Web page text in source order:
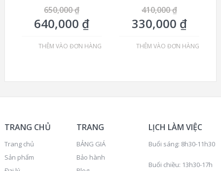
650,000₫
640,000 ₫
THÊM VÀO ĐƠN HÀNG
410,000₫
330,000 ₫
THÊM VÀO ĐƠN HÀNG
TRANG CHỦ
Trang chủ
Sản phẩm
TRANG
BẢNG GIÁ
Bảo hành
LỊCH LÀM VIỆC
Buổi sáng: 8h30-11h30
Buổi chiều: 13h30-17h